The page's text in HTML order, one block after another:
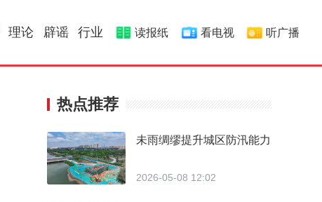
理论 辟谣 行业 读报纸 看电视 听广播
热点推荐
未雨绸缪提升城区防汛能力
2026-05-08 12:02